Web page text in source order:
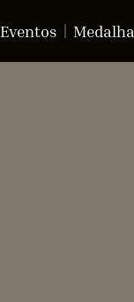
Eventos Medalha